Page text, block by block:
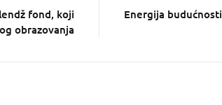
fond, koji
obrazovanja
Energija budućnosti